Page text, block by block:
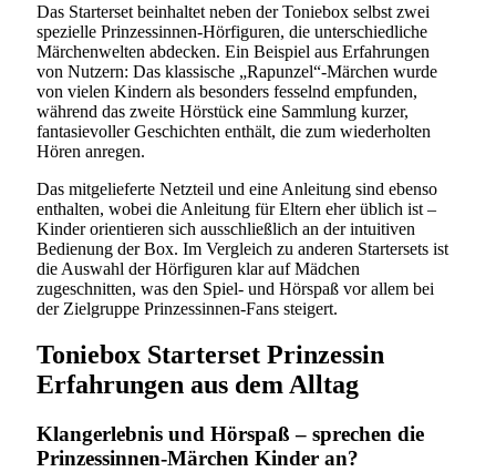
Das Starterset beinhaltet neben der Toniebox selbst zwei
spezielle Prinzessinnen-Hörfiguren, die unterschiedliche
Märchenwelten abdecken. Ein Beispiel aus Erfahrungen
von Nutzern: Das klassische „Rapunzel“-Märchen wurde
von vielen Kindern als besonders fesselnd empfunden,
während das zweite Hörstück eine Sammlung kurzer,
fantasievoller Geschichten enthält, die zum wiederholten
Hören anregen.
Das mitgelieferte Netzteil und eine Anleitung sind ebenso
enthalten, wobei die Anleitung für Eltern eher üblich ist –
Kinder orientieren sich ausschließlich an der intuitiven
Bedienung der Box. Im Vergleich zu anderen Startersets ist
die Auswahl der Hörfiguren klar auf Mädchen
zugeschnitten, was den Spiel- und Hörspaß vor allem bei
der Zielgruppe Prinzessinnen-Fans steigert.
Toniebox Starterset Prinzessin
Erfahrungen aus dem Alltag
Klangerlebnis und Hörspaß – sprechen die
Prinzessinnen-Märchen Kinder an?